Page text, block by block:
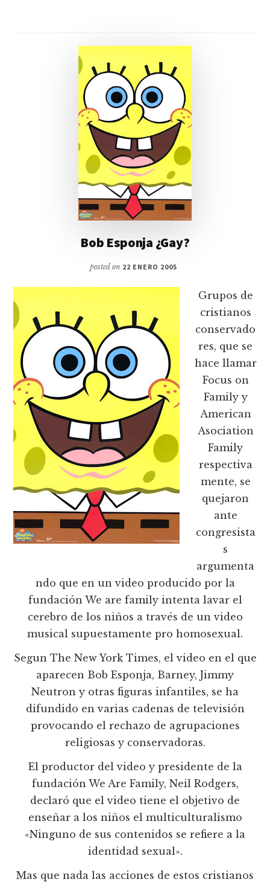
Bob Esponja ¿Gay?
posted on 22 ENERO 2005
Grupos de
cristianos
conservado
res, que se
hace llamar
Focus on
Family y
American
Asociation
Family
respectiva
mente, se
quejaron
ante
congresista
s
argumenta
ndo que en un video producido por la
fundación We are family intenta lavar el
cerebro de los niños a través de un video
musical supuestamente pro homosexual.
Segun The New York Times, el video en el que
aparecen Bob Esponja, Barney, Jimmy
Neutron y otras figuras infantiles, se ha
difundido en varias cadenas de televisión
provocando el rechazo de agrupaciones
religiosas y conservadoras.
El productor del video y presidente de la
fundación We Are Family, Neil Rodgers,
declaró que el video tiene el objetivo de
enseñar a los niños el multiculturalismo
«Ninguno de sus contenidos se refiere a la
identidad sexual».
Mas que nada las acciones de estos cristianos